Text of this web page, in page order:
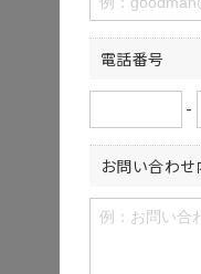
電話番号
-
お問い合わせ